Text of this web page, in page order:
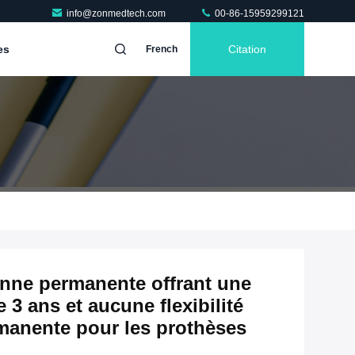
info@zonmedtech.com 00-86-15959299121
French Citation
permanente offrant une
3 ans et aucune flexibilité
pour les prothèses